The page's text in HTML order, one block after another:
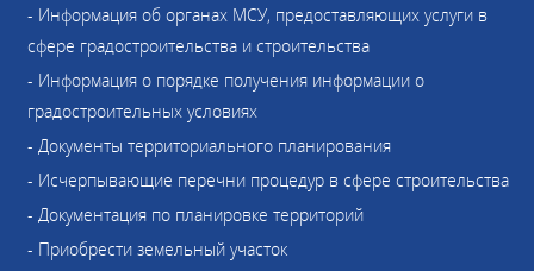
- Информация об органах МСУ, предоставляющих услуги в
сфере градостроительства и строительства
- Информация о порядке получения информации о
градостроительных условиях
- Документы территориального планирования
- Исчерпывающие перечни процедур в сфере строительства
- Документация по планировке территорий
- Приобрести земельный участок